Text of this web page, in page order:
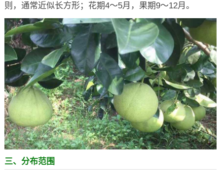
则，通常近似长方形；花期4～5月，果期9～12月。
三、分布范围